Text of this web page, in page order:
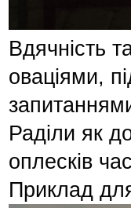
Вдячність
оваціями,
Раділи як
оплесків
Приклад